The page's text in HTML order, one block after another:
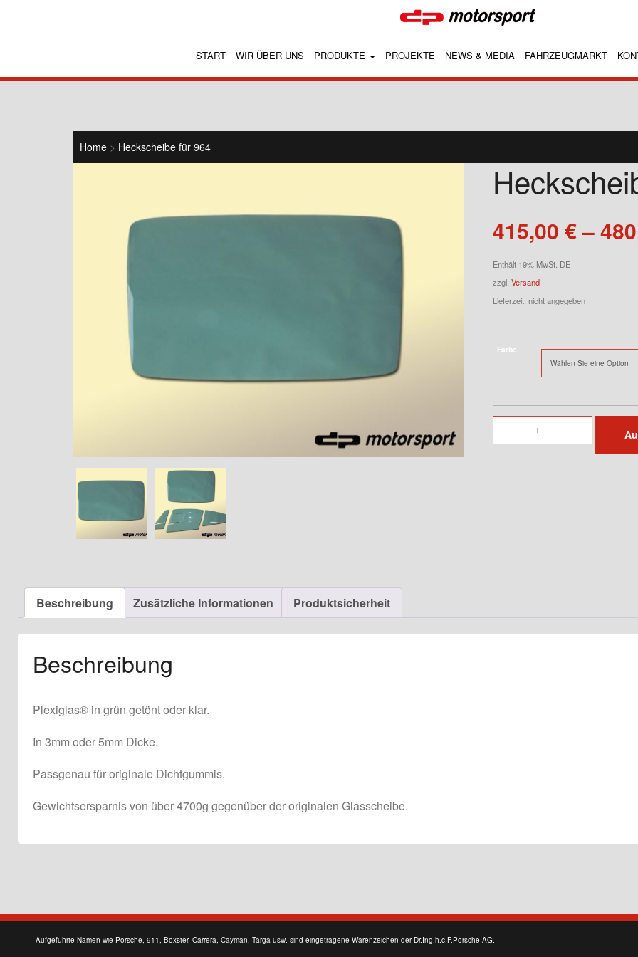
START WIR ÜBER UNS PRODUKTE PROJEKTE NEWS & MEDIA FAHRZEUGMARKT
Home > Heckscheibe für 964
415,00 €–
Enthält 19% MwSt. DE
zzgl. Versand
Lieferzeit: nicht angegeben
Farbe
für
Beschreibung Zusätzliche Informationen Produktsicherheit
Beschreibung
Plexiglas® in grün getönt oder klar.
In 3mm oder 5mm Dicke.
Passgenau für originale Dichtgummis.
Gewichtsersparnis von über 4700g gegenüber der originalen Glasscheibe.
Aufgeführte Namen wie Porsche, 911, Boxster, Carrera, Cayman, Targa usw. sind eingetragene Warenzeichen der Dr.Ing.h.c.F.Porsche AG.